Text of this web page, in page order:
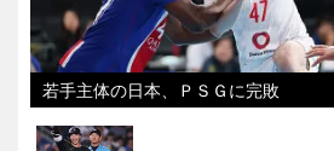
若手主体の日本、ＰＳＧに完敗